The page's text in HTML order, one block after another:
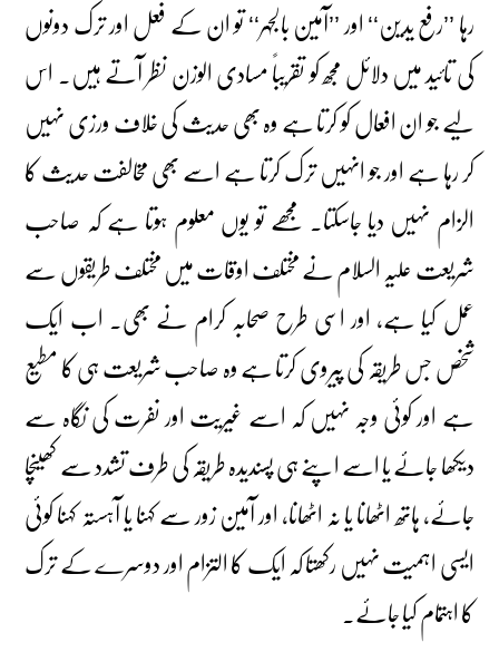
رہا ’’رفع یدین‘‘ اور ’’آمین بالجہر‘‘ تو ان کے فعل اور ترک دونوں
کی تائید میں دلائل مجھ کو تقریباً مسادی الوزن نظر آتے ہیں۔ اس
لیے جو ان افعال کو کرتا ہے وہ بھی حدیث کی خلاف ورزی نہیں
کر رہا ہے اور جو انہیں ترک کرتا ہے اسے بھی مخالفت حدیث کا
الزام نہیں دیا جاسکتا۔ مجھے تو یوں معلوم ہوتا ہے کہ صاحب
شریعت علیہ السلام نے مختلف اوقات میں مختلف طریقوں سے
عمل کیا ہے، اور اسی طرح صحابہ کرام نے بھی۔ اب ایک
شخص جس طریقہ کی پیروی کرتا ہے وہ صاحب شریعت ہی کا مطیع
ہے اور کوئی وجہ نہیں کہ اسے غیریت اور نفرت کی نگاہ سے
دیکھا جائے یا اسے اپنے ہی پسندیدہ طریقہ کی طرف تشدد سے کھینچا
جائے، ہاتھ اٹھانا یا نہ اٹھانا، اور آمین زور سے کہنا یا آہستہ کہنا کوئی
ایسی اہمیت نہیں رکھتا کہ ایک کا التزام اور دوسرے کے ترک
کا اہتمام کیا جائے۔